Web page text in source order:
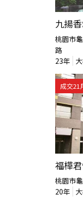
九揚
桃園市
路
23年
成交21
福樺
桃園市
20年